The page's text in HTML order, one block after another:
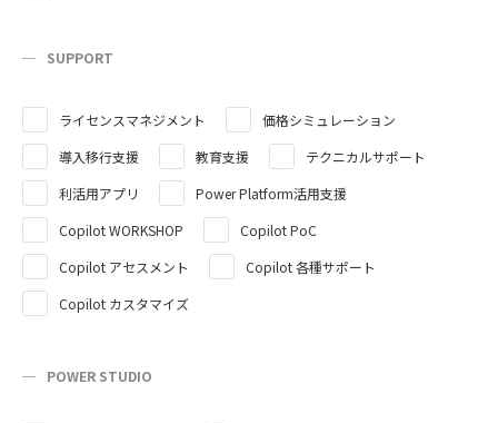
SUPPORT
ライセンスマネジメント
価格シミュレーション
導入移行支援
教育支援
テクニカルサポート
利活用アプリ
Power Platform活用支援
Copilot WORKSHOP
Copilot PoC
Copilot アセスメント
Copilot 各種サポート
Copilot カスタマイズ
POWER STUDIO